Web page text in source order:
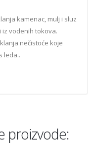
kamenac, mulj i sluz
iz vodenih tokova.
nečistoće koje
leda..
proizvode: